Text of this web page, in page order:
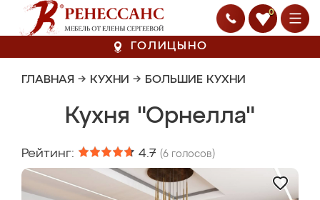
0
ГОЛИЦЫНО
ГЛАВНАЯ → КУХНИ → БОЛЬШИЕ КУХНИ
Кухня "Орнелла"
Рейтинг: 4.7 (6 голосов)